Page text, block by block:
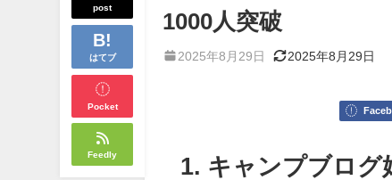
post
はてブ
Pocket
Feedly
1000人突破
2025年8月29日 2025年8月29日
1. キャンプブログ